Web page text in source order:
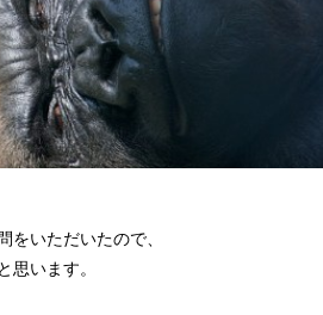
をいただいたので、
思います。